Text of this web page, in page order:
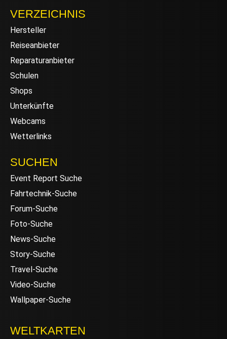
VERZEICHNIS
Hersteller
Reiseanbieter
Reparaturanbieter
Schulen
Shops
Unterkünfte
Webcams
Wetterlinks
SUCHEN
Event Report Suche
Fahrtechnik-Suche
Forum-Suche
Foto-Suche
News-Suche
Story-Suche
Travel-Suche
Video-Suche
Wallpaper-Suche
WELTKARTEN